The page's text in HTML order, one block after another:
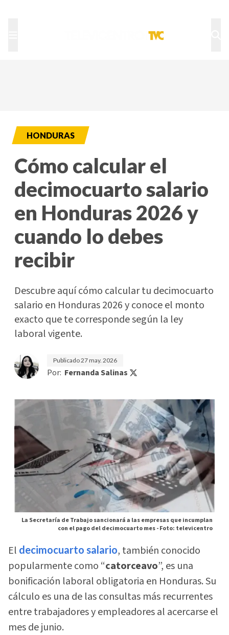
HONDURAS
Cómo calcular el
decimocuarto salario
en Honduras 2026 y
cuando lo debes
recibir
Descubre aquí cómo calcular tu decimocuarto
salario en Honduras 2026 y conoce el monto
exacto que te corresponde según la ley
laboral vigente.
Publicado27 may. 2026
Por: Fernanda Salinas
La Secretaría de Trabajo sancionará a las empresas que incumplan
con el pago del decimocuarto mes -Foto: televicentro
El decimocuarto salario, también conocido
popularmente como “catorceavo”, es una
bonificación laboral obligatoria en Honduras. Su
cálculo es una de las consultas más recurrentes
entre trabajadores y empleadores al acercarse el
mes de junio.